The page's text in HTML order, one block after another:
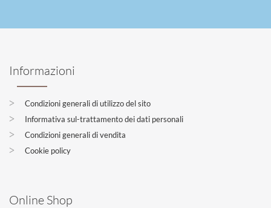
Informazioni
Condizioni generali di utilizzo del sito
Informativa sul-trattamento dei dati personali
Condizioni generali di vendita
Cookie policy
Online Shop